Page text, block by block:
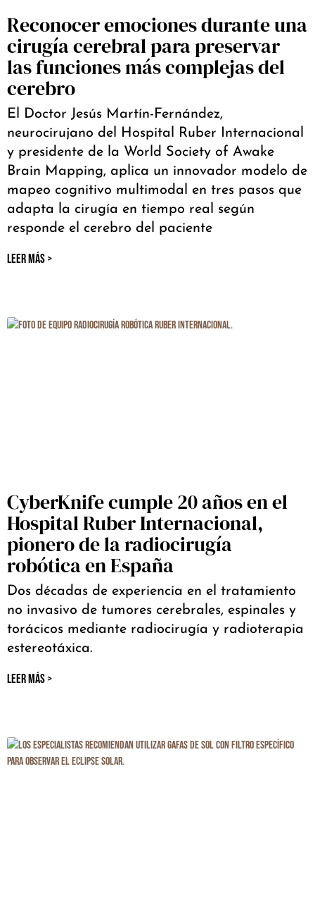
Reconocer emociones durante una
cirugía cerebral para preservar
las funciones más complejas del
cerebro
El Doctor Jesús Martín-Fernández,
neurocirujano del Hospital Ruber Internacional
y presidente de la World Society of Awake
Brain Mapping, aplica un innovador modelo de
mapeo cognitivo multimodal en tres pasos que
adapta la cirugía en tiempo real según
responde el cerebro del paciente
LEER MÁS >
CyberKnife cumple 20 años en el
Hospital Ruber Internacional,
pionero de la radiocirugía
robótica en España
Dos décadas de experiencia en el tratamiento
no invasivo de tumores cerebrales, espinales y
torácicos mediante radiocirugía y radioterapia
estereotáxica.
LEER MÁS >